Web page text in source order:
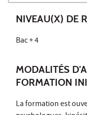
NIVEAU(X) DE
Bac + 4
MODALITÉS
FORMATION
La formation est